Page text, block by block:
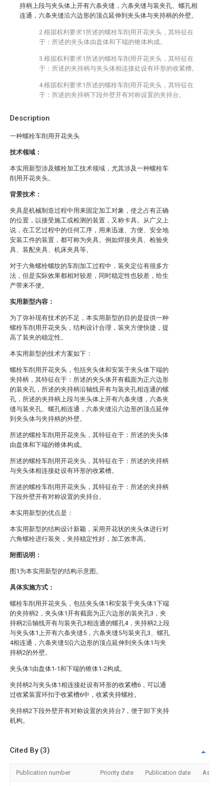
Description
一种螺栓车削用开花夹头
技术领域：
本实用新型涉及螺栓加工技术领域，尤其涉及一种螺栓车
削用开花夹头。
背景技术：
夹具是机械制造过程中用来固定加工对象，使之占有正确
的位置，以接受施工或检测的装置，又称卡具。从广义上
说，在工艺过程中的任何工序，用来迅速、方便、安全地
安装工件的装置，都可称为夹具。例如焊接夹具、检验夹
具、装配夹具、机床夹具等。
对于六角螺栓螺纹的车削加工过程中，装夹定位有很多方
法，但是实际效果都相对较差，同时稳定性也较差，给生
产带来不便。
实用新型内容：
为了弥补现有技术的不足，本实用新型的目的是提供一种
螺栓车削用开花夹头，结构设计合理，装夹方便快捷，提
高了装夹的稳定性。
本实用新型的技术方案如下：
螺栓车削用开花夹头，包括夹头体和安装于夹头体下端的
夹持柄，其特征在于：所述的夹头体开有截面为正六边形
的装夹孔，所述的夹持柄沿轴线开有与装夹孔相连通的螺
孔，所述的夹持柄上段与夹头体上开有六条夹缝，六条夹
缝与装夹孔、螺孔相连通，六条夹缝沿六边形的顶点延伸
到夹头体与夹持柄的外壁。
所述的螺栓车削用开花夹头，其特征在于：所述的夹头体
由盘体和下端的锥体构成。
所述的螺栓车削用开花夹头，其特征在于：所述的夹持柄
与夹头体相连接处设有环形的收紧槽。
所述的螺栓车削用开花夹头，其特征在于：所述的夹持柄
下段外壁开有对称设置的夹持台。
本实用新型的优点是：
本实用新型的结构设计新颖，采用开花状的夹头体进行对
六角螺栓进行装夹，夹持稳定性好，加工效率高。
附图说明：
图1为本实用新型的结构示意图。
具体实施方式：
螺栓车削用开花夹头，包括夹头体1和安装于夹头体1下端
的夹持柄2，夹头体1开有截面为正六边形的装夹孔3，夹
持柄2沿轴线开有与装夹孔3相连通的螺孔4，夹持柄2上段
与夹头体1上开有六条夹缝5，六条夹缝5与装夹孔3、螺孔
4相连通，六条夹缝5沿六边形的顶点延伸到夹头体1与夹
持柄2的外壁。
夹头体1由盘体1-1和下端的锥体1-2构成。
夹持柄2与夹头体1相连接处设有环形的收紧槽6，可以通
过收紧装置环扣于收紧槽6中，收紧夹持螺栓。
夹持柄2下段外壁开有对称设置的夹持台7，便于卸下夹持
机构。
持柄上段与夹头体上开有六条夹缝，六条夹缝与装夹孔、螺孔相
连通，六条夹缝沿六边形的顶点延伸到夹头体与夹持柄的外壁。
2.根据权利要求1所述的螺栓车削用开花夹头，其特征在
于：所述的夹头体由盘体和下端的锥体构成。
3.根据权利要求1所述的螺栓车削用开花夹头，其特征在
于：所述的夹持柄与夹头体相连接处设有环形的收紧槽。
4.根据权利要求1所述的螺栓车削用开花夹头，其特征在
于：所述的夹持柄下段外壁开有对称设置的夹持台。
Cited By (3)
Publication number Priority date Publication date